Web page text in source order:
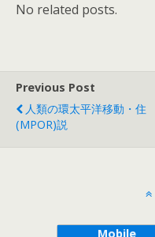
No related posts.
Previous Post
人類の環太平洋移動・住
(MPOR)説
Mobile